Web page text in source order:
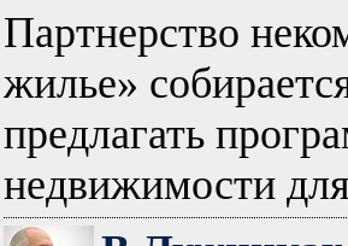
Партнерство
жилье»
предлагать
недвижимости